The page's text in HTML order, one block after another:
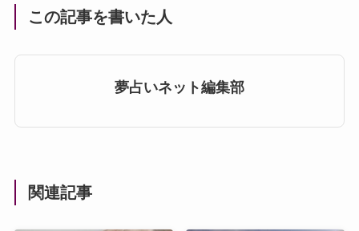
この記事を書いた人
夢占いネット編集部
関連記事